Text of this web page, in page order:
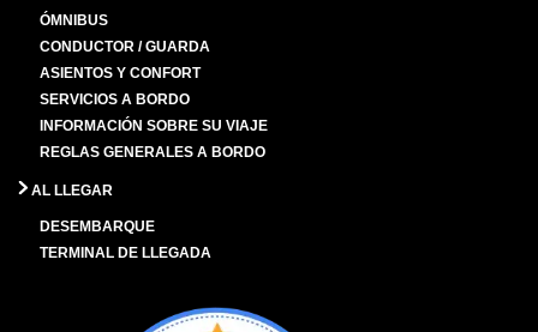
ÓMNIBUS
CONDUCTOR / GUARDA
ASIENTOS Y CONFORT
SERVICIOS A BORDO
INFORMACIÓN SOBRE SU VIAJE
REGLAS GENERALES A BORDO
AL LLEGAR
DESEMBARQUE
TERMINAL DE LLEGADA